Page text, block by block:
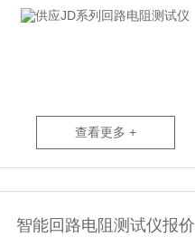
查看更多 +
智能回路电阻测试仪报价